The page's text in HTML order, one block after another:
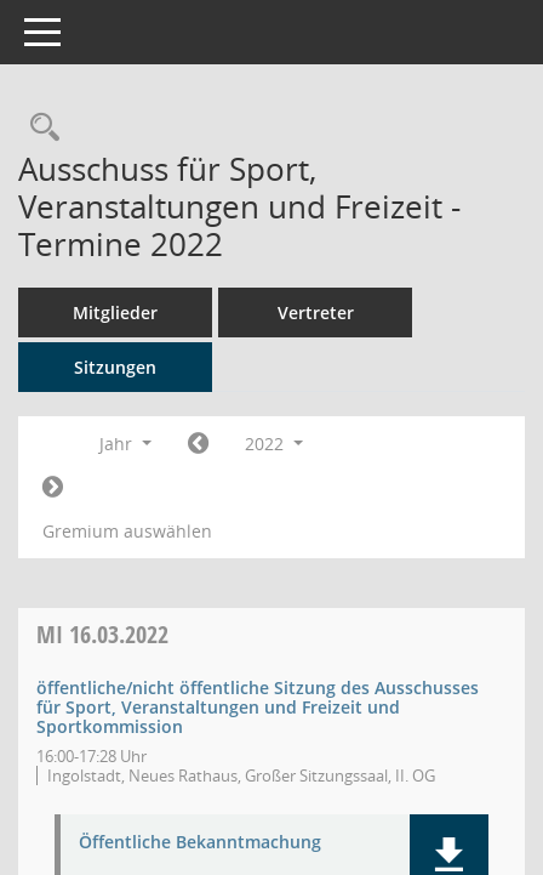
Toggle navigation
Rechercheauswahl
Ausschuss für Sport,
Veranstaltungen und Freizeit -
Termine 2022
Mitglieder Vertreter
Sitzungen
Jahr 2022
Gremium auswählen
MI 16.03.2022
öffentliche/nicht öffentliche Sitzung des Ausschusses
für Sport, Veranstaltungen und Freizeit und
Sportkommission
16:00-17:28 Uhr
Ingolstadt, Neues Rathaus, Großer Sitzungssaal, II. OG
Öffentliche Bekanntmachung